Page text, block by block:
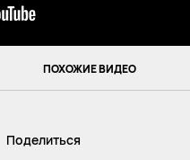
ПОХОЖИЕ ВИДЕО
Поделиться